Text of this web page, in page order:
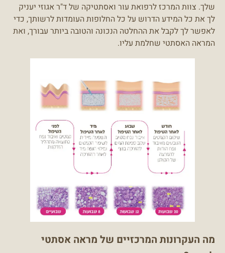
שלך. צוות המרכז לרפואת עור ואסתטיקה של ד"ר אגוזי יעניק
לך את כל המידע הדרוש על כל החלופות העומדות לרשותך, כדי
לאפשר לך לקבל את ההחלטה הנכונה והטובה ביותר עבורך, ואת
המראה האסתטי שחלמת עליו.
מה העקרונות המרכזיים של מראה אסתטי